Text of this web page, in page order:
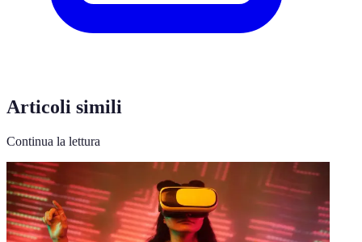
Articoli simili
Continua la lettura